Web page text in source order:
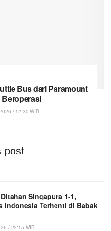
Bus dari Paramount
Beroperasi
/ 12:30 WIB
post
Singapura 1-1,
Indonesia Terhenti di Babak
/ 22:15 WIB